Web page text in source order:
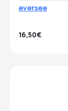
eversee
16,50€